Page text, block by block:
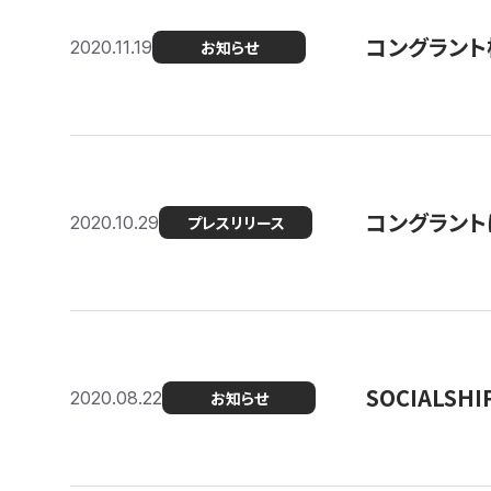
2020.11.19 お知らせ コングラン
2020.10.29 プレスリリース コングラン
2020.08.22 お知らせ